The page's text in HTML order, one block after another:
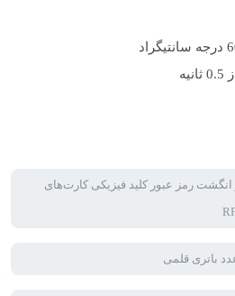
انگشت رمز عبور کلید فیزیکی کارت‌های